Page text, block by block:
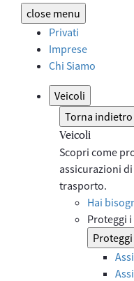
close menu
Privati
Imprese
Chi Siamo
Veicoli
Torna indietro
Veicoli
Scopri come
assicurazioni
trasporto.
Hai
Proteggi